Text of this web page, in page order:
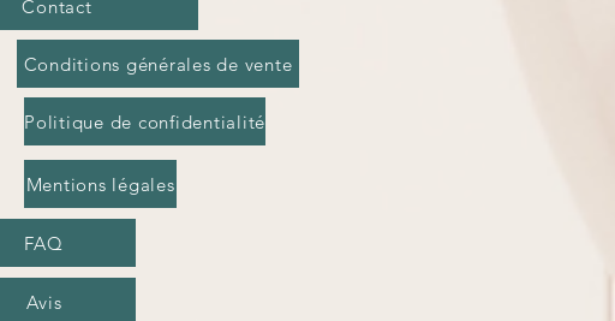
Contact
Conditions générales de vente
Politique de confidentialité
Mentions légales
FAQ
Avis